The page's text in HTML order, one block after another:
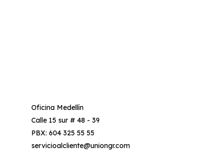
Oficina Medellín
Calle 15 sur # 48 - 39
PBX: 604 325 55 55
servicioalcliente@uniongr.com